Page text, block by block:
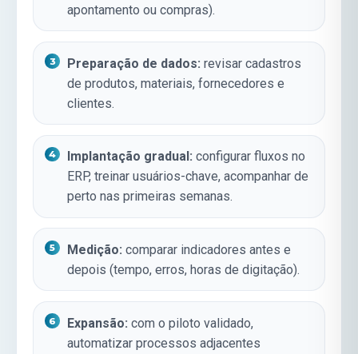
apontamento ou compras).
Preparação de dados: revisar cadastros
de produtos, materiais, fornecedores e
clientes.
Implantação gradual: configurar fluxos no
ERP, treinar usuários-chave, acompanhar de
perto nas primeiras semanas.
Medição: comparar indicadores antes e
depois (tempo, erros, horas de digitação).
Expansão: com o piloto validado,
automatizar processos adjacentes